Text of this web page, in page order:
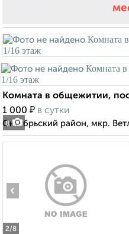
8
Комната в общежитии,
1 000 ₽ в сутки
Октябрьский район, мкр.
2/8
‹